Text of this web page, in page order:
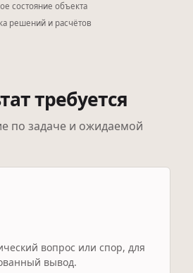
состояние объекта
решений и расчётов
требуется
по задаче и ожидаемой
вопрос или спор, для
вывод.